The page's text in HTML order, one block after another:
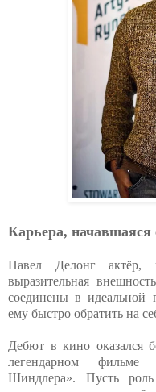
Карьера,
Павел Делонг актёр,
выразительная
соединены в идеальной
ему быстро обратить на
Дебют в кино оказался
легендарном
Шиндлера». Пусть